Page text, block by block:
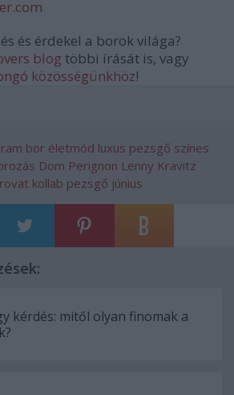
és érdekel a borok világa?
blog többi írását is, vagy
közösségünkhöz!
bor életmód luxus pezsgő színes
Dom Perignon Lenny Kravitz
kollab pezsgő június
kérdés: mitől olyan finomak a